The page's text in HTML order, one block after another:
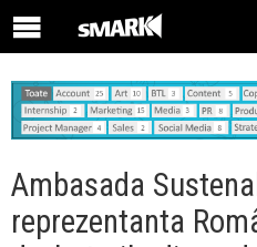
Ambasada
reprezentanta